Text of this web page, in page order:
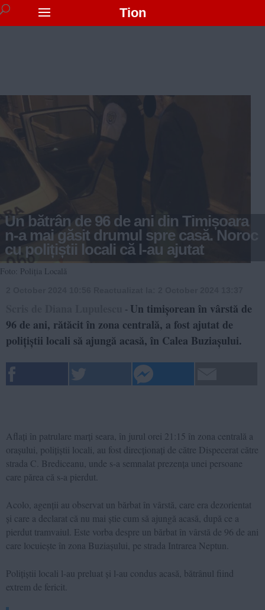
Tion
Un bătrân de 96 de ani din Timișoara
n-a mai găsit drumul spre casă. Noroc
cu polițiștii locali că l-au ajutat
Foto: Poliția Locală
- Un timișorean în vârstă de
96 de ani, rătăcit în zona centrală, a fost ajutat de
polițiștii locali să ajungă acasă, în Calea Buziașului.
Aflați în patrulare marți seara, în jurul orei 21:15 în zona centrală a
orașului, polițiștii locali, au fost direcționați de către Dispecerat către
strada C. Brediceanu, unde s-a semnalat prezența unei persoane
care părea că s-a pierdut.
Acolo, agenții au observat un bărbat în vârstă, care era dezorientat
și care a declarat că nu mai știe cum să ajungă acasă, după ce a
pierdut tramvaiul. Este vorba despre un bărbat în vârstă de 96 de ani
care locuiește în zona Buziașului, pe strada Intrarea Neptun.
Polițiștii locali l-au preluat și l-au condus acasă, bătrânul fiind
extrem de fericit.